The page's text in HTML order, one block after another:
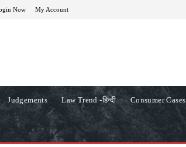
Now My Account
Judgements Law Trend -हिन्दी Consumer Cases